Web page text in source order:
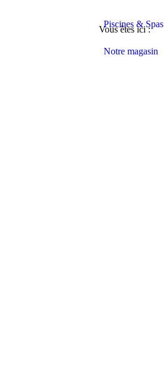
Piscines & Spas
Notre magasin
Vous êtes ici :